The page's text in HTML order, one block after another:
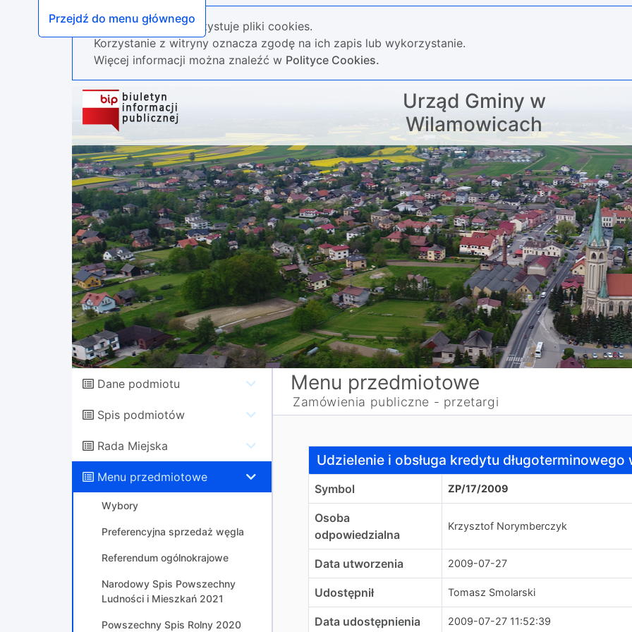
Przejdź do menu głównego
Nasza strona wykorzystuje pliki cookies.
Korzystanie z witryny oznacza zgodę na ich zapis lub wykorzystanie.
Więcej informacji można znaleźć w Polityce Cookies.
Urząd Gminy w
Wilamowicach
Dane podmiotu
Spis podmiotów
Rada Miejska
Menu przedmiotowe
Wybory
Preferencyjna sprzedaż węgla
Referendum ogólnokrajowe
Narodowy Spis Powszechny
Ludności i Mieszkań 2021
Powszechny Spis Rolny 2020
Menu przedmiotowe
Zamówienia publiczne - przetargi
Udzielenie i obsługa kredytu długoterminowego w
Udzielenie i obsługa kredytu
Symbol ZP/17/2009
Osoba
odpowiedzialna
Krzysztof Norymberczyk
Data utworzenia 2009-07-27
Udostępnił Tomasz Smolarski
Data udostępnienia 2009-07-27 11:52:39